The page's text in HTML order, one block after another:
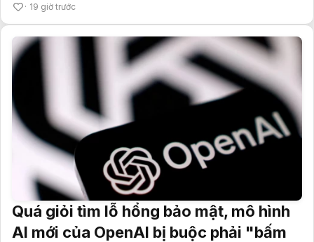
19 giờ trước
Quá giỏi tìm lỗ hổng bảo mật, mô hình
AI mới của OpenAI bị buộc phải "bấm